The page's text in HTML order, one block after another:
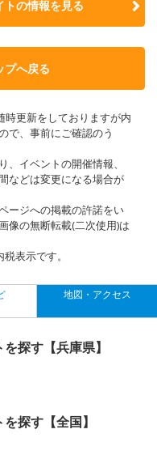
トの情報を見る
プへ戻る
更新をしておりますが内
で、事前にご確認のう
イベントの開催情報、
などは変更になる場合が
ージへの掲載の許諾をい
像の無断転載(二次使用)は
表示です。
地図・アクセス
探す【兵庫県】
探す【全国】